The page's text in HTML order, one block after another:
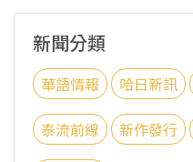
新聞分類
華語情報 哈日新訊
泰流前線 新作發行